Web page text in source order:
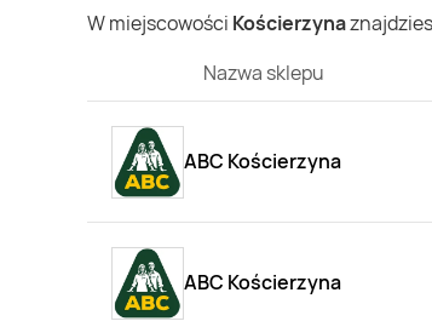
W miejscowości Kościerzyna
Nazwa sklepu
ABC Kościerzyna
ABC Kościerzyna